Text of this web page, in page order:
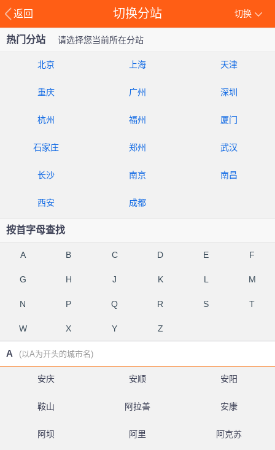
返回 切换
切换分站
热门分站 请选择您当前所在分站
北京 上海 天津
重庆 广州 深圳
杭州 福州 厦门
石家庄 郑州 武汉
长沙 南京 南昌
西安 成都
按首字母查找
A B C D E F
G H J K L M
N P Q R S T
W X Y Z
A (以A为开头的城市名)
安庆 安顺 安阳
鞍山 阿拉善 安康
阿坝 阿里 阿克苏